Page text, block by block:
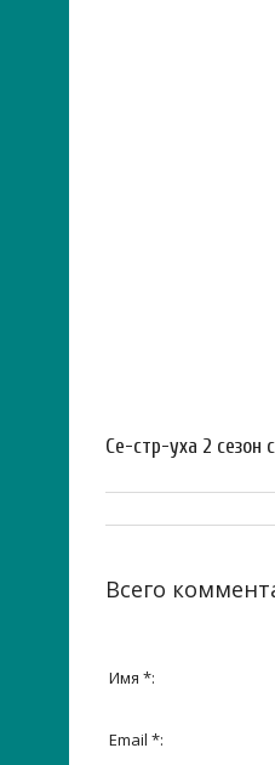
Се-стр-уха 2 сезон
Всего
Имя *:
Email *: